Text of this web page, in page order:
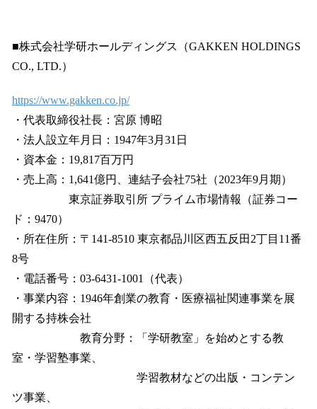
■株式会社学研ホールディングス（GAKKEN HOLDINGS
CO., LTD.）
https://www.gakken.co.jp/
・代表取締役社長：宮原 博昭
・法人設立年月日：1947年3月31日
・資本金：19,817百万円
・売上高：1,641億円、連結子会社75社（2023年9月期）
東京証券取引所 プライム市場情報（証券コー
ド：9470）
・所在住所：〒141-8510 東京都品川区西五反田2丁目11番
8号
・電話番号：03-6431-1001（代表）
・事業内容：1946年創業の教育・医療福祉関連事業を展
開する持株会社
教育分野：「学研教室」を始めとする教
室・学習塾事業、
学習教材などの出版・コンテン
ツ事業、